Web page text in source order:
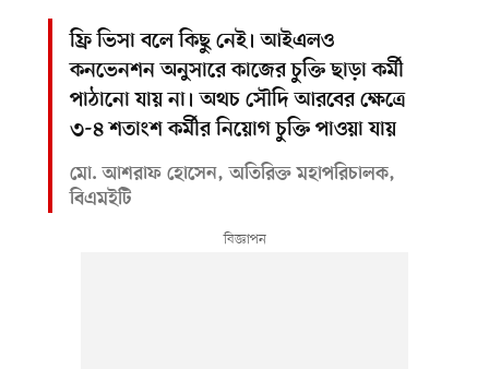
ফ্রি ভিসা বলে কিছু নেই। আইএলও
কনভেনশন অনুসারে কাজের চুক্তি ছাড়া কর্মী
পাঠানো যায় না। অথচ সৌদি আরবের ক্ষেত্রে
৩-৪ শতাংশ কর্মীর নিয়োগ চুক্তি পাওয়া যায়
মো. আশরাফ হোসেন, অতিরিক্ত মহাপরিচালক,
বিএমইটি